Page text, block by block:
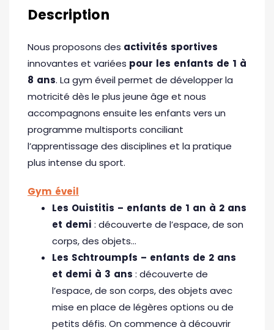
Description
Nous proposons des activités sportives
innovantes et variées pour les enfants de 1 à
8 ans. La gym éveil permet de développer la
motricité dès le plus jeune âge et nous
accompagnons ensuite les enfants vers un
programme multisports conciliant
l’apprentissage des disciplines et la pratique
plus intense du sport.
Gym éveil
Les Ouistitis – enfants de 1 an à 2 ans
et demi : découverte de l’espace, de son
corps, des objets…
Les Schtroumpfs – enfants de 2 ans
et demi à 3 ans : découverte de
l’espace, de son corps, des objets avec
mise en place de légères options ou de
petits défis. On commence à découvrir